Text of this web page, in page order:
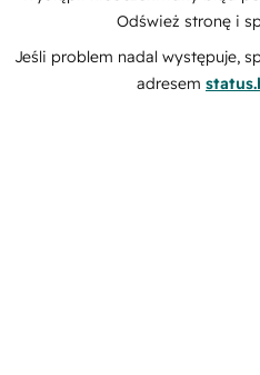
Odśwież stronę i
Jeśli problem nadal występuje,
adresem